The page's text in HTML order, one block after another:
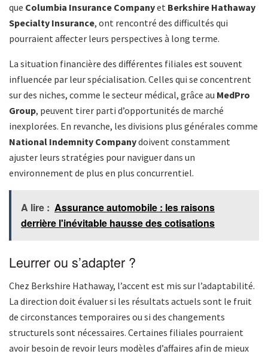
que Columbia Insurance Companyet Berkshire Hathaway
Specialty Insurance, ont rencontré des difficultés qui
pourraient affecter leurs perspectives à long terme.
La situation financière des différentes filiales est souvent
influencée par leur spécialisation. Celles qui se concentrent
sur des niches, comme le secteur médical, grâce au MedPro
Group, peuvent tirer parti d’opportunités de marché
inexplorées. En revanche, les divisions plus générales comme
National Indemnity Companydoivent constamment
ajuster leurs stratégies pour naviguer dans un
environnement de plus en plus concurrentiel.
A lire : Assurance automobile : les raisons
derrière l'inévitable hausse des cotisations
Leurrer ou s’adapter ?
Chez Berkshire Hathaway, l’accent est mis sur l’adaptabilité.
La direction doit évaluer si les résultats actuels sont le fruit
de circonstances temporaires ou si des changements
structurels sont nécessaires. Certaines filiales pourraient
avoir besoin de revoir leurs modèles d’affaires afin de mieux